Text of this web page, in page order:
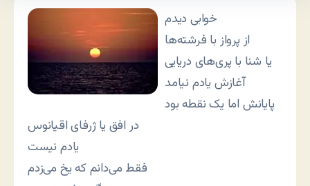
خوابی دیدم
از پرواز با فرشته‌ها
یا شنا با پری‌های دریایی
آغازش یادم نیامد
پایانش اما یک نقطه بود
در افق یا ژرفای اقیانوس
یادم نیست
فقط می‌دانم که یخ می‌زدم